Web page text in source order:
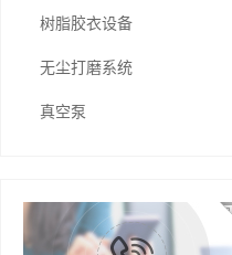
树脂胶衣设备
无尘打磨系统
真空泵